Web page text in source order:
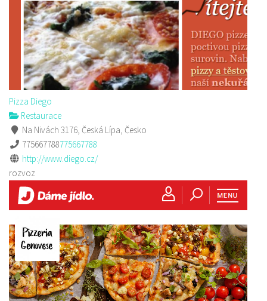
Pizza Diego
Restaurace
Na Nivách 3176, Česká Lípa, Česko
775667788775667788
http://www.diego.cz/
rozvoz